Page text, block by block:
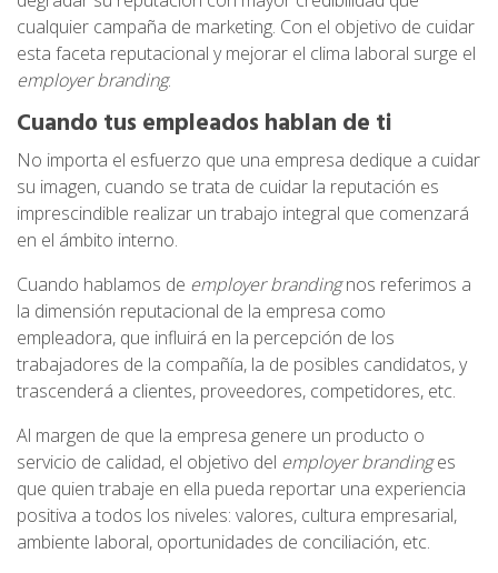
cualquier campaña de marketing. Con el objetivo de cuidar
esta faceta reputacional y mejorar el clima laboral surge el
employer branding.
Cuando tus empleados hablan de ti
No importa el esfuerzo que una empresa dedique a cuidar
su imagen, cuando se trata de cuidar la reputación es
imprescindible realizar un trabajo integral que comenzará
en el ámbito interno.
Cuando hablamos de employer brandingnos referimos a
la dimensión reputacional de la empresa como
empleadora, que influirá en la percepción de los
trabajadores de la compañía, la de posibles candidatos, y
trascenderá a clientes, proveedores, competidores, etc.
Al margen de que la empresa genere un producto o
servicio de calidad, el objetivo del employer brandinges
que quien trabaje en ella pueda reportar una experiencia
positiva a todos los niveles: valores, cultura empresarial,
ambiente laboral, oportunidades de conciliación, etc.